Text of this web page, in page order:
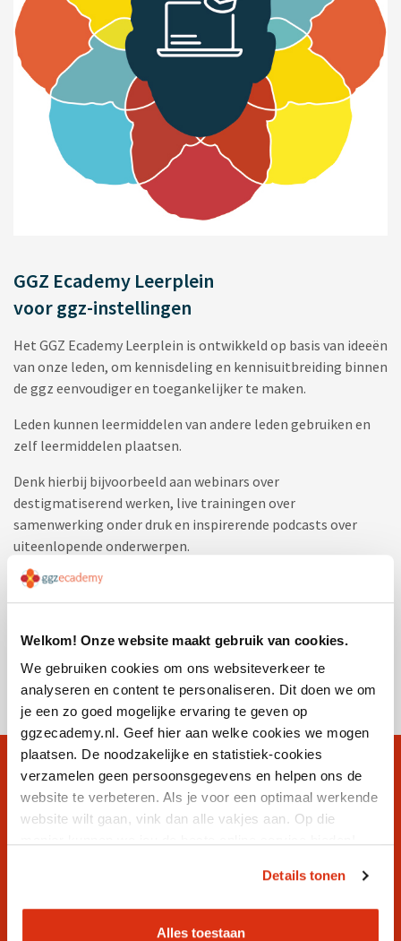
Welkom! Onze website maakt gebruik van cookies.
We gebruiken cookies om ons websiteverkeer te
analyseren en content te personaliseren. Dit doen we om
je een zo goed mogelijke ervaring te geven op
ggzecademy.nl. Geef hier aan welke cookies we mogen
plaatsen. De noodzakelijke en statistiek-cookies
verzamelen geen persoonsgegevens en helpen ons de
website te verbeteren. Als je voor een optimaal werkende
website wilt gaan, vink dan alle vakjes aan. Op die
Details tonen
Alles toestaan
GGZ Ecademy Leerplein
voor ggz-instellingen
Het GGZ Ecademy Leerplein is ontwikkeld op basis van ideeën
van onze leden, om kennisdeling en kennisuitbreiding binnen
de ggz eenvoudiger en toegankelijker te maken.
Leden kunnen leermiddelen van andere leden gebruiken en
zelf leermiddelen plaatsen.
Denk hierbij bijvoorbeeld aan webinars over
destigmatiserend werken, live trainingen over
samenwerking onder druk en inspirerende podcasts over
uiteenlopende onderwerpen.
Het plaatsen van leermiddelen is gratis.
Ga naar het GGZ Ecademy Leerplein
Leer mee!
Met meer dan 90 leden werken
wij aan het verbeteren van de
ggz!